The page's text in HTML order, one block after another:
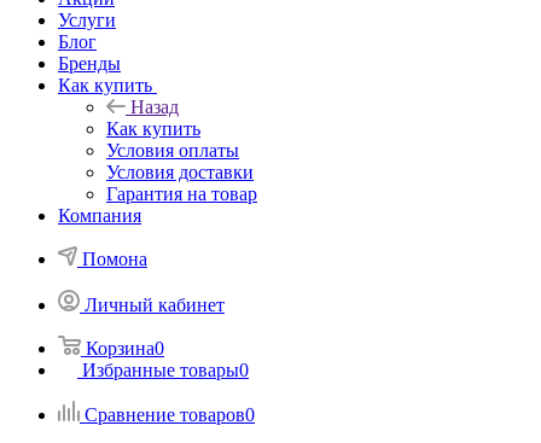
Услуги
Блог
Бренды
Как купить
Назад
Как купить
Условия оплаты
Условия доставки
Гарантия на товар
Компания
Помона
Личный кабинет
Корзина0
Избранные товары0
Сравнение товаров0